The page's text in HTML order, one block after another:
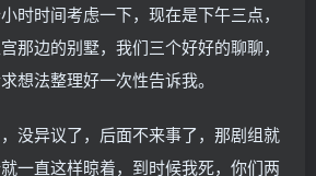
时间考虑一下，现在是下午三点，
那边的别墅，我们三个好好的聊聊，
想法整理好一次性告诉我。
异议了，后面不来事了，那剧组就
一直这样晾着，到时候我死，你们两